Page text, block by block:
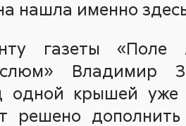
нашла именно
газеты «Поле
Владимир
крышей уже
решено дополнить